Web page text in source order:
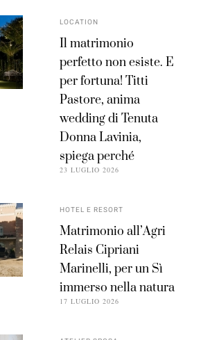
LOCATION
Il matrimonio
perfetto non esiste. E
per fortuna! Titti
Pastore, anima
wedding di Tenuta
Donna Lavinia,
spiega perché
23 LUGLIO 2026
HOTEL E RESORT
Matrimonio all’Agri
Relais Cipriani
Marinelli, per un Sì
immerso nella natura
17 LUGLIO 2026